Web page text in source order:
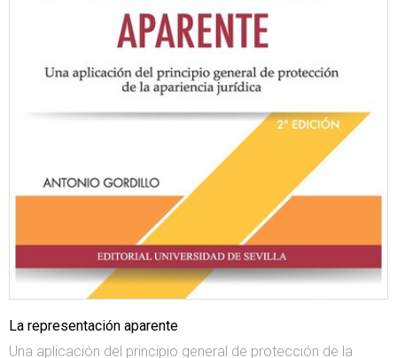
La representación aparente
Una aplicación del principio general de protección de la